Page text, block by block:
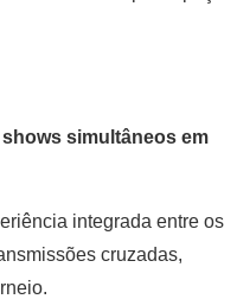
simultâneos em
integrada entre os
cruzadas,